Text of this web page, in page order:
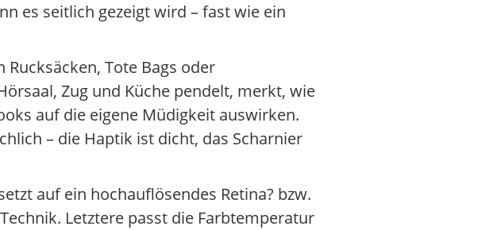
es seitlich gezeigt wird – fast wie ein
Tote Bags oder
Zug und Küche pendelt, merkt, wie
auf die eigene Müdigkeit auswirken.
– die Haptik ist dicht, das Scharnier
auf ein hochauflösendes Retina? bzw.
Letztere passt die Farbtemperatur